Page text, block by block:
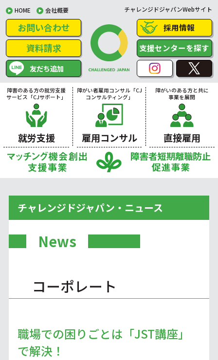
HOME 会社概要 チャレンジドジャパンWebサイト
お問い合わせ
資料請求
友だち追加
採用情報
支援センターを探す
障害のある方の就労支援
サービス「CJサポート」
就労支援
障がい者雇用コンサル「CJ
コンサルティング」
雇用コンサル
障がいのある方と共に
事業を展開
直接雇用
チャレンジドジャパン・ニュース
News
コーポレート
職場での困りごとは「JST講座」
で解決！